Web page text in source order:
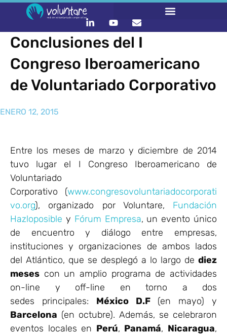
Conclusiones del I
Congreso Iberoamericano
de Voluntariado Corporativo
ENERO 12, 2015
Entre los meses de marzo y diciembre de 2014
tuvo lugar el I Congreso Iberoamericano de
Voluntariado
Corporativo (www.congresovoluntariadocorporati
vo.org), organizado por Voluntare, Fundación
Hazloposible y Fórum Empresa, un evento único
de encuentro y diálogo entre empresas,
instituciones y organizaciones de ambos lados
del Atlántico, que se desplegó a lo largo de diez
meses con un amplio programa de actividades
on-line y off-line en torno a dos
sedes principales: México D.F(en mayo) y
Barcelona (en octubre). Además, se celebraron
eventos locales en Perú, Panamá, Nicaragua,